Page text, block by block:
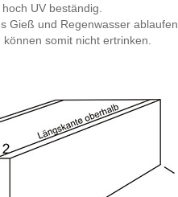
UV beständig.
Gieß und Regenwasser ablaufen
somit nicht ertrinken.